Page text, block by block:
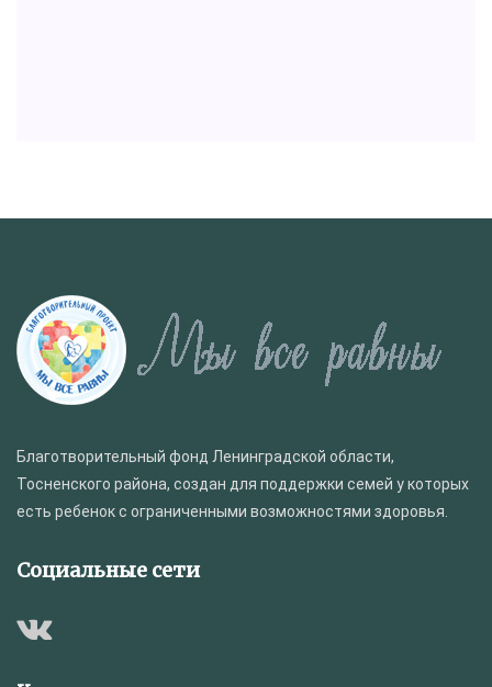
Благотворительный фонд Ленинградской области,
Тосненского района, создан для поддержки семей у которых
есть ребенок с ограниченными возможностями здоровья.
Социальные сети